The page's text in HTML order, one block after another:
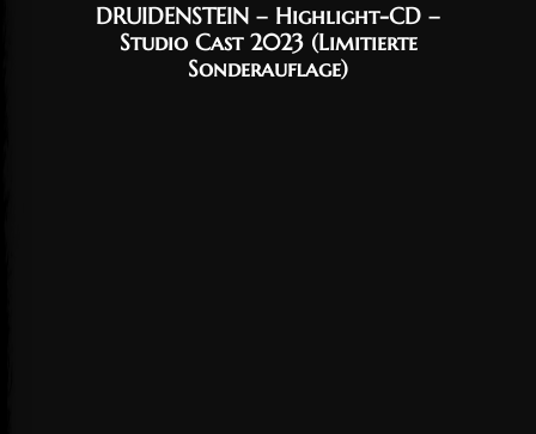
DRUIDENSTEIN – Highlight-CD –
Studio Cast 2023 (Limitierte
Sonderauflage)